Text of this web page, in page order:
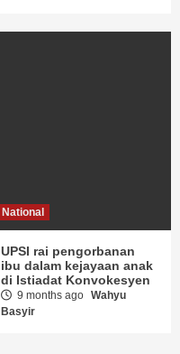
National
UPSI rai pengorbanan
ibu dalam kejayaan anak
di Istiadat Konvokesyen
9 months ago Wahyu
Basyir